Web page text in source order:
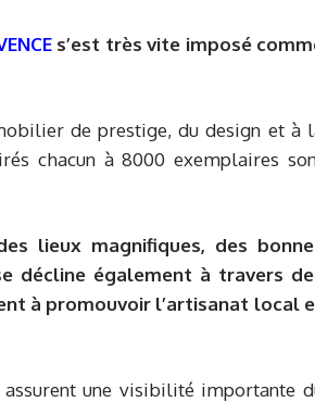
s’est très vite imposé
de prestige, du design et à
chacun à 8000 exemplaires
lieux magnifiques, des
décline également à travers
à promouvoir l’artisanat local
une visibilité importante